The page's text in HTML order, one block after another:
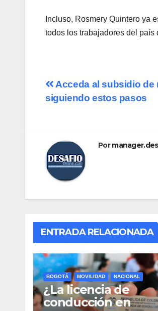
Incluso, Rosmery Quintero ya
todos los trabajadores del país
Navegación
de
Acceda al subsidio de
siguiendo estos pasos
Por
ENTRADA RELACIONADA
BOGOTÁ MOVILIDAD NACIONAL
¿La licencia de
conducción en